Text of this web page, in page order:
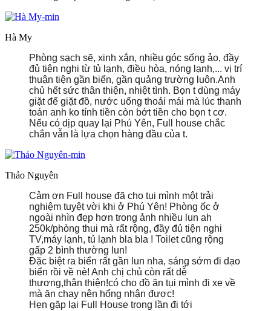
Hà My
Phòng sạch sẽ, xinh xắn, nhiều góc sống ảo, đầy
đủ tiện nghi từ tủ lạnh, điều hòa, nóng lạnh,... vị trí
thuận tiện gần biển, gần quảng trường luôn.Anh
chủ hết sức thân thiện, nhiệt tình. Bọn t dùng máy
giặt để giặt đồ, nước uống thoải mái mà lúc thanh
toán anh ko tính tiền còn bớt tiền cho bọn t cơ.
Nếu có dịp quay lại Phú Yên, Full house chắc
chắn vẫn là lựa chọn hàng đầu của t.
Thảo Nguyên
Cảm ơn Full house đã cho tụi mình một trải
nghiệm tuyệt vời khi ở Phú Yên! Phòng ốc ở
ngoài nhìn đẹp hơn trong ảnh nhiều lun ah
250k/phòng thui mà rất rộng, đầy đủ tiện nghi
TV,máy lạnh, tủ lạnh bla bla ! Toilet cũng rộng
gấp 2 bình thường lun!
Đặc biệt ra biển rất gần lun nha, sáng sớm đi dạo
biển rồi về nè! Anh chị chủ còn rất dễ
thương,thân thiện!có cho đồ ăn tụi mình đi xe về
mà ăn chay nên hổng nhận được!
Hẹn gặp lại Full House trong lần đi tới